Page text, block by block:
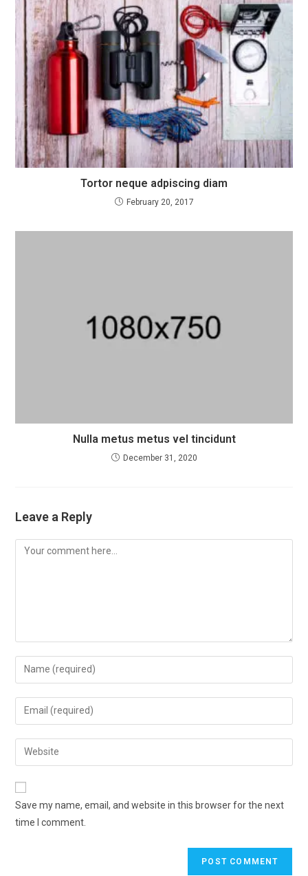
Tortor neque adpiscing diam
February 20, 2017
Nulla metus metus vel tincidunt
December 31, 2020
Leave a Reply
Save my name, email, and website in this browser for the next
time I comment.